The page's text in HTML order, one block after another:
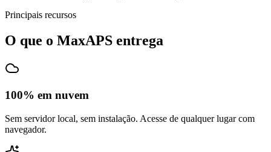
Principais recursos
O que o MaxAPS entrega
100% em nuvem
Sem servidor local, sem instalação. Acesse de qualquer lugar com
navegador.